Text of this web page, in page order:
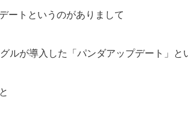
ートというのがありまして
ルが導入した「パンダアップデート」と